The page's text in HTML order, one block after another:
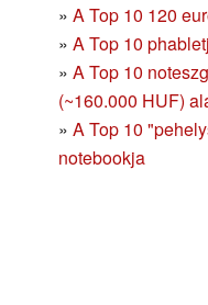
» A Top 10 120
» A Top 10
» A Top 10
(~160.000 HUF)
» A Top 10
notebookja